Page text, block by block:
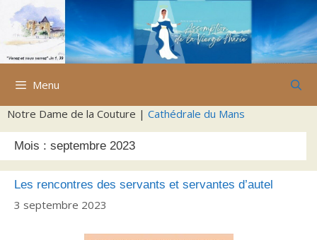
Aller
contenu
Menu
Notre Dame de la Couture | Cathédrale du Mans
Mois : septembre 2023
Les rencontres des servants et servantes d’autel
3 septembre 2023